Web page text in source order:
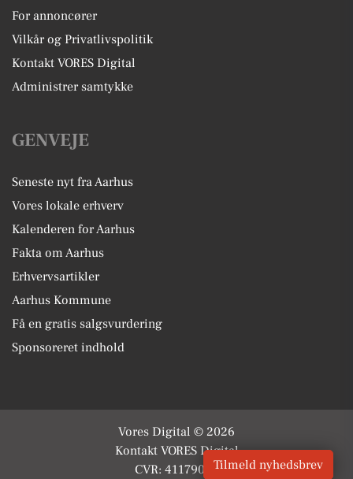
For annoncører
Vilkår og Privatlivspolitik
Kontakt VORES Digital
Administrer samtykke
GENVEJE
Seneste nyt fra Aarhus
Vores lokale erhverv
Kalenderen for Aarhus
Fakta om Aarhus
Erhvervsartikler
Aarhus Kommune
Få en gratis salgsvurdering
Sponsoreret indhold
Vores Digital © 2026
Kontakt VORES Digital
CVR: 41179082Tilmeld nyhedsbrev